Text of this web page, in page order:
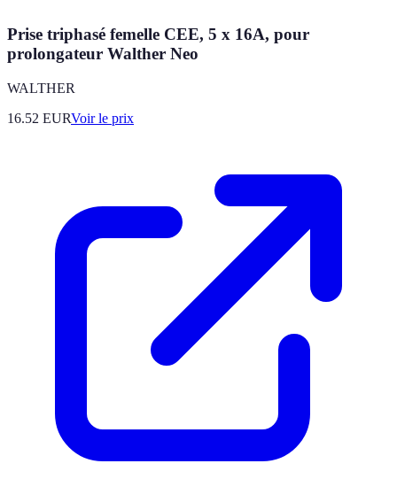
Prise triphasé femelle CEE, 5 x 16A, pour
prolongateur Walther Neo
WALTHER
16.52 EURVoir le prix